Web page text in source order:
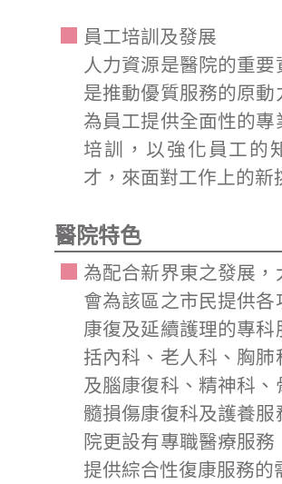
員工培訓及發展
人力資源是醫院的重要
是推動優質服務的原動
為員工提供全面性的專
培訓，以強化員工的
才，來面對工作上的新
醫院特色
為配合新界東之發展，
會為該區之市民提供各
康復及延續護理的專科
括內科、老人科、胸肺
及腦康復科、精神科、
髓損傷康復科及護養服
院更設有專職醫療服務
提供綜合性復康服務的